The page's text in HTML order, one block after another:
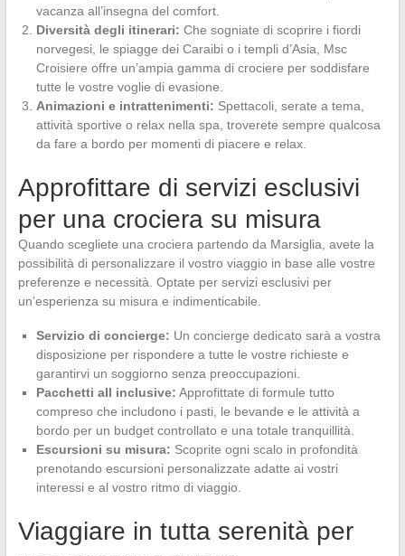
vacanza all’insegna del comfort.
Diversità degli itinerari: Che sogniate di scoprire i fiordi
norvegesi, le spiagge dei Caraibi o i templi d’Asia, Msc
Croisiere offre un’ampia gamma di crociere per soddisfare
tutte le vostre voglie di evasione.
Animazioni e intrattenimenti: Spettacoli, serate a tema,
attività sportive o relax nella spa, troverete sempre qualcosa
da fare a bordo per momenti di piacere e relax.
Approfittare di servizi esclusivi
per una crociera su misura
Quando scegliete una crociera partendo da Marsiglia, avete la
possibilità di personalizzare il vostro viaggio in base alle vostre
preferenze e necessità. Optate per servizi esclusivi per
un’esperienza su misura e indimenticabile.
Servizio di concierge: Un concierge dedicato sarà a vostra
disposizione per rispondere a tutte le vostre richieste e
garantirvi un soggiorno senza preoccupazioni.
Pacchetti all inclusive: Approfittate di formule tutto
compreso che includono i pasti, le bevande e le attività a
bordo per un budget controllato e una totale tranquillità.
Escursioni su misura: Scoprite ogni scalo in profondità
prenotando escursioni personalizzate adatte ai vostri
interessi e al vostro ritmo di viaggio.
Viaggiare in tutta serenità per